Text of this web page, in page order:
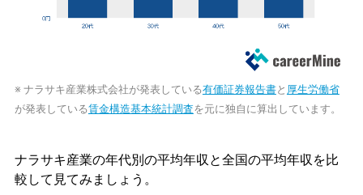
※ ナラサキ産業株式会社が発表している有価証券報告書と 厚生労働省
が発表している賃金構造基本統計調査を元に独自に算出しています。
ナラサキ産業の年代別の平均年収と全国の平均年収を比
較して見てみましょう。